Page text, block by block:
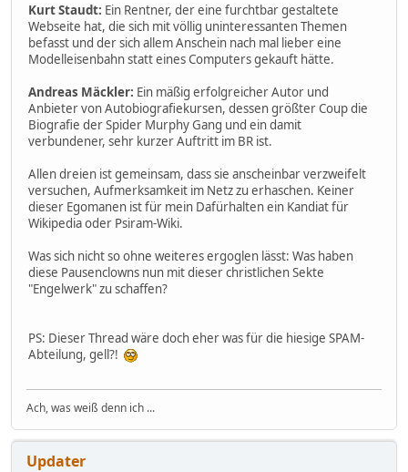
Kurt Staudt: Ein Rentner, der eine furchtbar gestaltete
Webseite hat, die sich mit völlig uninteressanten Themen
befasst und der sich allem Anschein nach mal lieber eine
Modelleisenbahn statt eines Computers gekauft hätte.
Andreas Mäckler: Ein mäßig erfolgreicher Autor und
Anbieter von Autobiografiekursen, dessen größter Coup die
Biografie der Spider Murphy Gang und ein damit
verbundener, sehr kurzer Auftritt im BR ist.
Allen dreien ist gemeinsam, dass sie anscheinbar verzweifelt
versuchen, Aufmerksamkeit im Netz zu erhaschen. Keiner
dieser Egomanen ist für mein Dafürhalten ein Kandiat für
Wikipedia oder Psiram-Wiki.
Was sich nicht so ohne weiteres ergoglen lässt: Was haben
diese Pausenclowns nun mit dieser christlichen Sekte
"Engelwerk" zu schaffen?
PS: Dieser Thread wäre doch eher was für die hiesige SPAM-
Abteilung, gell?!
Ach, was weiß denn ich ...
Updater